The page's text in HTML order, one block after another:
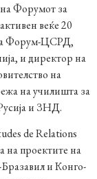
на Форумот за
веќе 20
Форум-ЦСРД,
и директор на
на
на училишта за
и ЗНД.
de Relations
на проектите на
и Конго-